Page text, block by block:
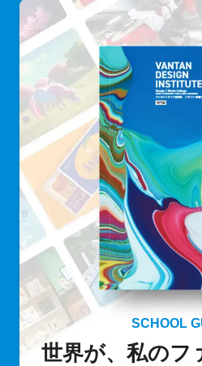
SCHOOL
世界が、私のフ